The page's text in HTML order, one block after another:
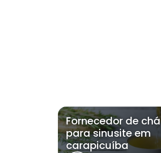
Fornecedor de chá
para sinusite em
carapicuíba